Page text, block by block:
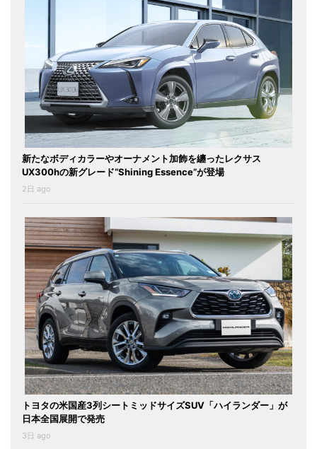
新たなボディカラーやオーナメント加飾を纏ったレクサス
UX300hの新グレード“Shining Essence”が登場
2日 ago
トヨタの米国産3列シートミッドサイズSUV「ハイランダー」が
日本全国展開で発売
3日 ago